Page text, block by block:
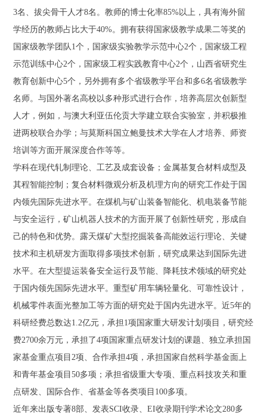
3名、拔尖骨干人才8名。教师的博士化率85%以上，具有海外留
学经历的教师占比大于40%。拥有获得国家级教学成果二等奖的
国家级教学团队1个，国家级实验教学示范中心2个，国家级工程
示范训练中心2个，国家级工程实践教育中心2个，山西省研究生
教育创新中心5个，另外拥有多个省级教学平台和多6名省级教学
名师。与国外著名高校以多种形式进行合作，培养高层次创新型
人才，例如，与澳大利亚伍伦贡大学建立联合实验室，并积极推
进两校联合办学；与莫斯科国立鲍曼技术大学在人才培养、师资
培训等方面开展深度合作等等。
学科在现代轧制理论、工艺及成套设备；金属基复合材料成型及
其程智能控制；复合材料微观分析及机理方向的研究工作处于国
内领先国际先进水平。在煤机与矿山装备智能化、机电装备节能
与安全运行，矿山机器人技术的方面开展了创新性研究，形成自
己的特色和优势。露天煤矿大型挖掘装备高能效运行理论、关键
技术和主机研发方面取得多项技术创新，研究成果达到国际先进
水平。在大型提运装备安全运行及节能、降耗技术领域的研究处
于国内领先国际先进水平。重型矿用车辆轻量化、可靠性设计，
机械零件表面光整加工等方面的研究处于国内先进水平。近5年的
科研经费总数达1.2亿元，承担1项国家重大研发计划项目，研究经
费2700余万元，承担了4项国家重点研发计划的课题、独立承担国
家基金重点项目2项、合作承担4项，承担国家自然科学基金面上
和青年基金项目50多项；承担省级重大专项、重点科技攻关和重
点研发、国际合作、省基金等各类项目100多项。
近年来出版专著8部、发表SCI收录、EI收录期刊学术论文280多